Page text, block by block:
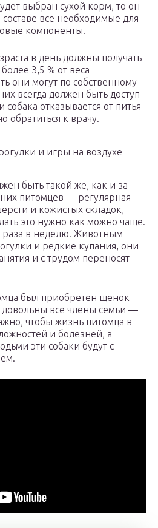
выбран сухой корм, то он
все необходимые для
компоненты.
в день должны получать
3,5 % от веса
они могут по собственному
всегда должен быть доступ
отказывается от питья
обратиться к врачу.
и игры на воздухе
быть такой же, как и за
питомцев — регулярная
и кожистых складок,
это нужно как можно чаще.
раза в неделю. Животным
и редкие купания, они
и с трудом переносят
был приобретен щенок
довольны все члены семьи —
чтобы жизнь питомца в
и болезней, а
эти собаки будут с